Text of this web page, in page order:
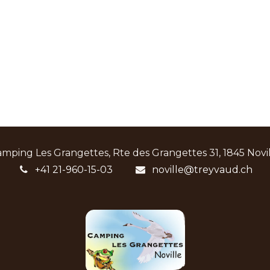
Les Grangettes, Rte des Grangettes 31, 1845
+41 21-960-15-03
noville@treyvaud.ch